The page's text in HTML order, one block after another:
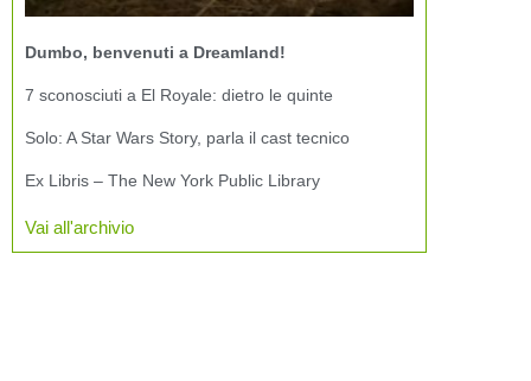
Dumbo, benvenuti a Dreamland!
7 sconosciuti a El Royale: dietro le quinte
Solo: A Star Wars Story, parla il cast tecnico
Ex Libris – The New York Public Library
Vai all'archivio